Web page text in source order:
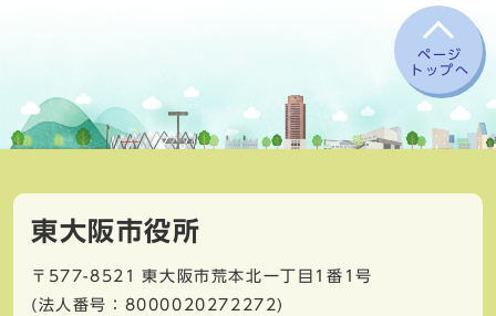
ページ
トップへ
東大阪市役所
〒577-8521
東大阪市荒本北一丁目1番1号
(法人番号：8000020272272)